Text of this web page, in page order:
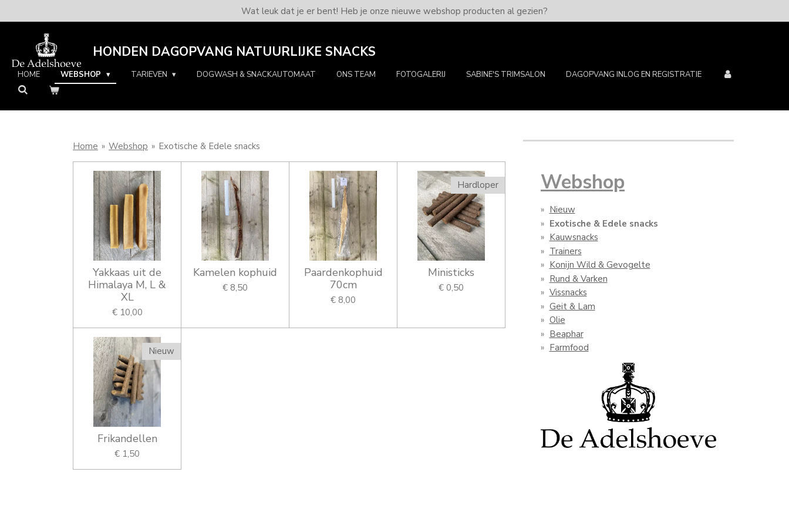
direct
hoofdinhoud
Wat leuk dat je er bent! Heb je onze nieuwe webshop producten al gezien?
HONDEN DAGOPVANG NATUURLIJKE SNACKS
HOME WEBSHOP TARIEVEN DOGWASH & SNACKAUTOMAAT ONS TEAM FOTOGALERIJ SABINE'S TRIMSALON DAGOPVANG INLOG EN REGISTRATIE
Home » Webshop » Exotische & Edele snacks
Yakkaas uit de
Himalaya M, L &
XL
€ 10,00
Kamelen kophuid
€ 8,50
Paardenkophuid
70cm
€ 8,00
Hardloper
Ministicks
€ 0,50
Nieuw
Frikandellen
€ 1,50
Webshop
Nieuw
Exotische & Edele snacks
Kauwsnacks
Trainers
Konijn Wild & Gevogelte
Rund & Varken
Vissnacks
Geit & Lam
Olie
Beaphar
Farmfood